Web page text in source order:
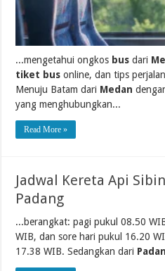
...mengetahui ongkos bus dari
tiket bus online, dan tips
Menuju Batam dari Medan
yang menghubungkan...
Read More »
Jadwal Kereta Api
Padang
...berangkat: pagi pukul 08.50
WIB, dan sore hari pukul 16.20
17.38 WIB. Sedangkan dari